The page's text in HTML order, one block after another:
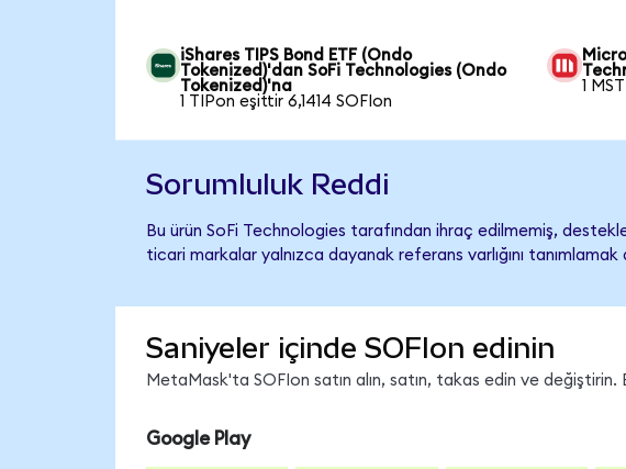
iShares TIPS Bond ETF (Ondo
Tokenized)'dan SoFi Technologies (Ondo
Tokenized)'na
1 TIPon eşittir 6,1414 SOFIon
1
Sorumluluk Reddi
Bu ürün SoFi Technologies tarafından ihraç edilmemiş,
ticari markalar yalnızca dayanak referans varlığını tanımlamak
Saniyeler içinde SOFIon edinin
MetaMask'ta SOFIon satın alın, satın, takas edin ve değiştirin.
Google Play